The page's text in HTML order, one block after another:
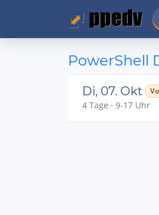
PowerShell
Di, 07. Okt
4 Tage · 9-17 Uhr